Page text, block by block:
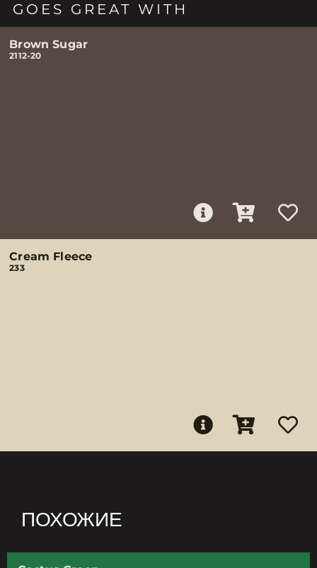
GOES GREAT WITH
Brown Sugar
2112-20
Cream Fleece
233
ПОХОЖИЕ